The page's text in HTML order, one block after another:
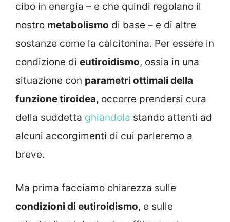
cibo in energia – e che quindi regolano il
nostro metabolismo di base – e di altre
sostanze come la calcitonina. Per essere in
condizione di eutiroidismo, ossia in una
situazione con parametri ottimali della
funzione tiroidea, occorre prendersi cura
della suddetta ghiandola stando attenti ad
alcuni accorgimenti di cui parleremo a
breve.
Ma prima facciamo chiarezza sulle
condizioni di eutiroidismo, e sulle